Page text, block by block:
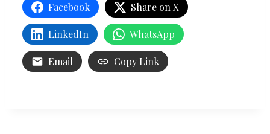
Facebook Share on X
LinkedIn WhatsApp
Email Copy Link